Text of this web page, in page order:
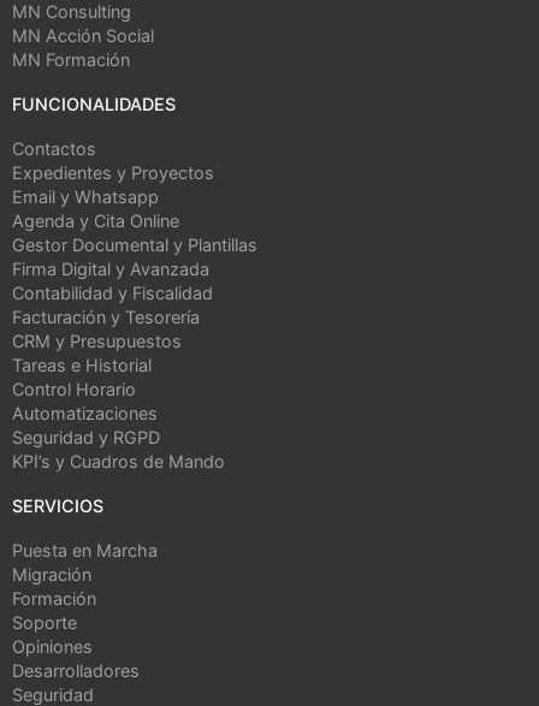
MN Consulting
MN Acción Social
MN Formación
FUNCIONALIDADES
Contactos
Expedientes y Proyectos
Email y Whatsapp
Agenda y Cita Online
Gestor Documental y Plantillas
Firma Digital y Avanzada
Contabilidad y Fiscalidad
Facturación y Tesorería
CRM y Presupuestos
Tareas e Historial
Control Horario
Automatizaciones
Seguridad y RGPD
KPI’s y Cuadros de Mando
SERVICIOS
Puesta en Marcha
Migración
Formación
Soporte
Opiniones
Desarrolladores
Seguridad